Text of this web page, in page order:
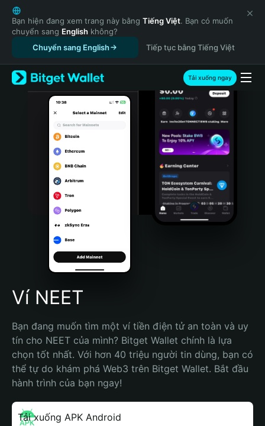
English
日本語
Tiếng Việt
Русский
Español (Latinoamérica)
Türkçe
Italiano
Português (Portugal)
Bahasa Indonesia
Português (Brasil)
Español (Argentina)
Bạn hiện đang xem trang này bằng Tiếng Việt. Bạn có muốn
chuyển sang English không?
Chuyển sang English
Tiếp tục bằng Tiếng Việt
Tải xuống ngay
Ví NEET
Bạn đang muốn tìm một ví tiền điện tử an toàn và uy
tín cho NEET của mình? Bitget Wallet chính là lựa
chọn tốt nhất. Với hơn 40 triệu người tin dùng, bạn có
thể tự do khám phá Web3 trên Bitget Wallet. Bắt đầu
hành trình của bạn ngay!
Tải xuống APK Android